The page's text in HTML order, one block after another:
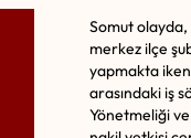
Somut olayda,
merkez ilçe
yapmakta
arasındaki iş
Yönetmeliği